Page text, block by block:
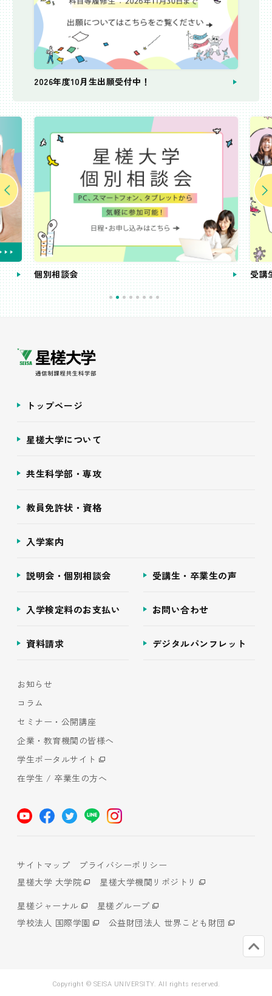
2026年度10月生出願受付中！
個別相談会 受講
トップページ
星槎大学について
共生科学部・専攻
教員免許状・資格
入学案内
説明会・個別相談会 受講生・卒業生の声
入学検定料のお支払い お問い合わせ
資料請求 デジタルパンフレット
お知らせ
コラム
セミナー・公開講座
企業・教育機関の皆様へ
学生ポータルサイト
在学生 / 卒業生の方へ
サイトマップ
プライバシーポリシー
星槎大学 大学院
星槎大学機関リポジトリ
星槎ジャーナル
星槎グループ
学校法人 国際学園
公益財団法人 世界こども財団
Copyright © SEISA UNIVERSITY. All rights reserved.